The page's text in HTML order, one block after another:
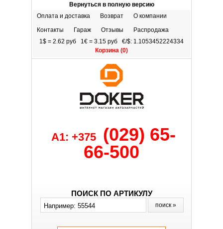
Вернуться в полную версию
Оплата и доставка
Возврат
О компании
Контакты
Гараж Отзывы
Распродажа
1$ = 2.62 руб 1€ = 3.15 руб €/$: 1.1053452224334
Корзина (0)
A1: +375
(029) 65-
66-500
ПОИСК ПО АРТИКУЛУ
поиск »